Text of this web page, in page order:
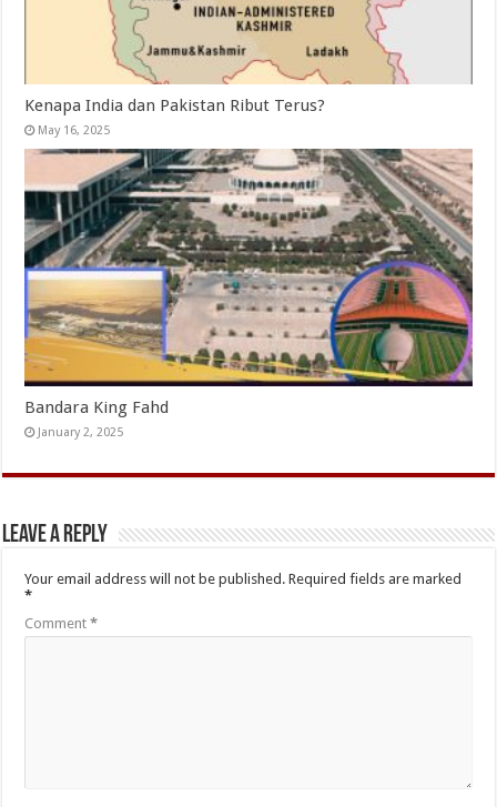
Kenapa India dan Pakistan Ribut Terus?
May 16, 2025
Bandara King Fahd
January 2, 2025
Leave a Reply
Your email address will not be published. Required fields are marked
*
Comment*